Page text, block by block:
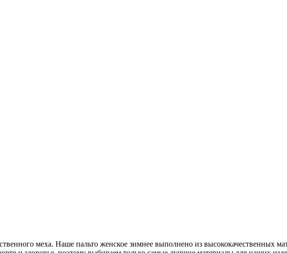
меха. Наше пальто женское зимнее выполнено из высококачественных